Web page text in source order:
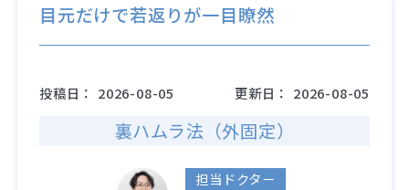
目元だけで若返りが一目瞭然
投稿日： 2026-08-05 更新日： 2026-08-05
裏ハムラ法（外固定）
担当ドクター